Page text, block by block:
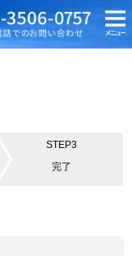
STEP3
完了